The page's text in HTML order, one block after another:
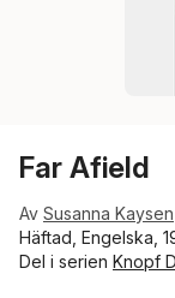
Far Afield
Av Susanna Kaysen
Häftad, Engelska,
Del i serien Knopf